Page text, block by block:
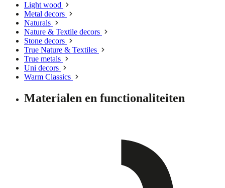
Light wood
Metal decors
Naturals
Nature & Textile decors
Stone decors
True Nature & Textiles
True metals
Uni decors
Warm Classics
Materialen en functionaliteiten